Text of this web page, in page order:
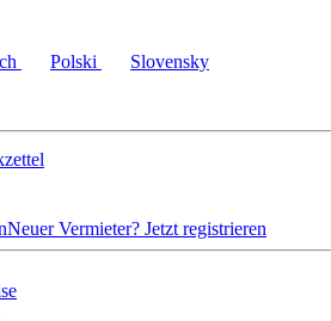
Polski Slovensky
Neuer Vermieter? Jetzt registrieren